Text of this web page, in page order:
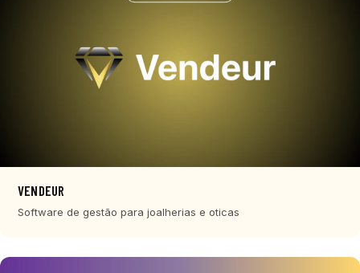
VENDEUR
Software de gestão para joalherias e oticas